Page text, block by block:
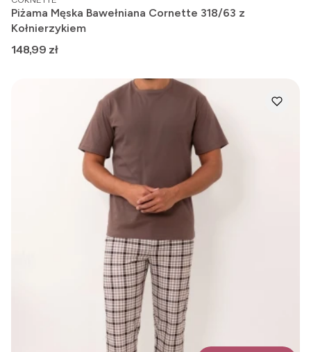
Piżama Męska Bawełniana Cornette 318/63 z
Kołnierzykiem
Cena
148,99 zł